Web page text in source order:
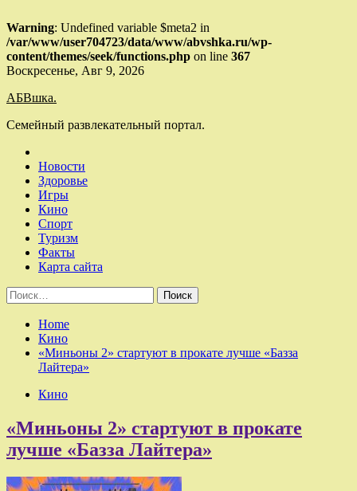
Warning: Undefined variable $meta2 in
/var/www/user704723/data/www/abvshka.ru/wp-
content/themes/seek/functions.php on line 367
Skip
content
Воскресенье, Авг 9, 2026
АБВшка.
Семейный развлекательный портал.
Новости
Здоровье
Игры
Кино
Спорт
Туризм
Факты
Карта сайта
Найти:
Home
Кино
«Миньоны 2» стартуют в прокате лучше «Базза
Лайтера»
Кино
«Миньоны 2» стартуют в прокате
лучше «Базза Лайтера»